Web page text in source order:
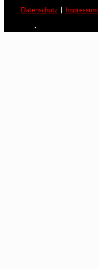
Datenschutz Impressum